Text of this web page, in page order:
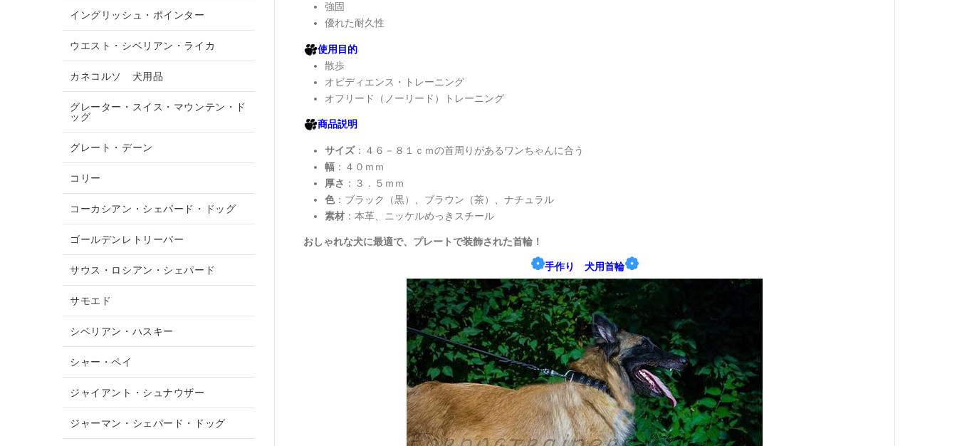
強固
優れた耐久性
使用目的
散歩
オビディエンス・トレーニング
オフリード（ノーリード）トレーニング
商品説明
サイズ：４６－８１ｃｍの首周りがあるワンちゃんに合う
幅：４０ｍｍ
厚さ ：３．５ｍｍ
色：ブラック（黒）、ブラウン（茶）、ナチュラル
素材：本革、ニッケルめっきスチール
おしゃれな犬に最適で、プレートで装飾された首輪！
❁手作り 犬用首輪❁
イングリッシュ・ポインター
ウエスト・シベリアン・ライカ
カネコルソ 犬用品
グレーター・スイス・マウンテン・ド
ッグ
グレート・デーン
コリー
コーカシアン・シェパード・ドッグ
ゴールデンレトリーバー
サウス・ロシアン・シェパード
サモエド
シベリアン・ハスキー
シャー・ペイ
ジャイアント・シュナウザー
ジャーマン・シェパード・ドッグ